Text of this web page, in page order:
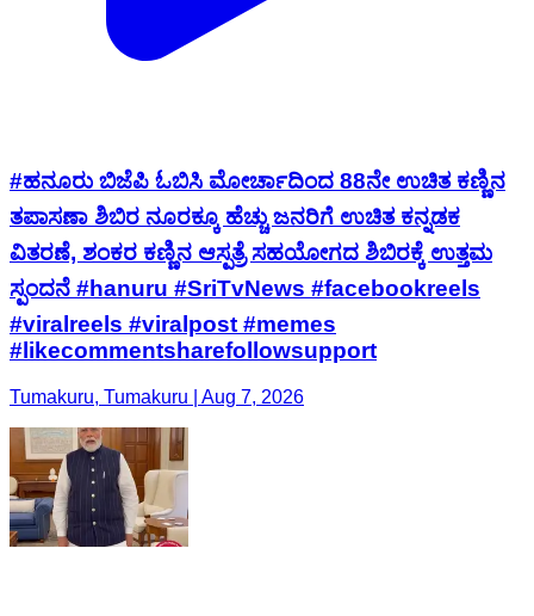
#ಹನೂರು ಬಿಜೆಪಿ ಓಬಿಸಿ ಮೋರ್ಚಾದಿಂದ 88ನೇ ಉಚಿತ ಕಣ್ಣಿನ
ತಪಾಸಣಾ ಶಿಬಿರ ನೂರಕ್ಕೂ ಹೆಚ್ಚು ಜನರಿಗೆ ಉಚಿತ ಕನ್ನಡಕ
ವಿತರಣೆ, ಶಂಕರ ಕಣ್ಣಿನ ಆಸ್ಪತ್ರೆ ಸಹಯೋಗದ ಶಿಬಿರಕ್ಕೆ ಉತ್ತಮ
ಸ್ಪಂದನೆ #hanuru #SriTvNews #facebookreels
#viralreels #viralpost #memes
#likecommentsharefollowsupport
Tumakuru, Tumakuru | Aug 7, 2026